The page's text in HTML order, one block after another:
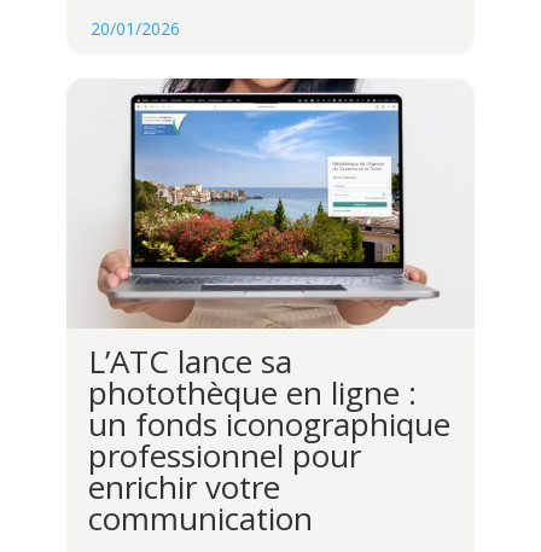
20/01/2026
L’ATC lance sa
photothèque en ligne :
un fonds iconographique
professionnel pour
enrichir votre
communication